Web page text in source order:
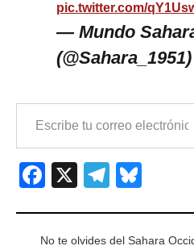
pic.twitter.com/
— Mundo
(@Sahara_1951)
Facebook
X
No te olvides del Sahara